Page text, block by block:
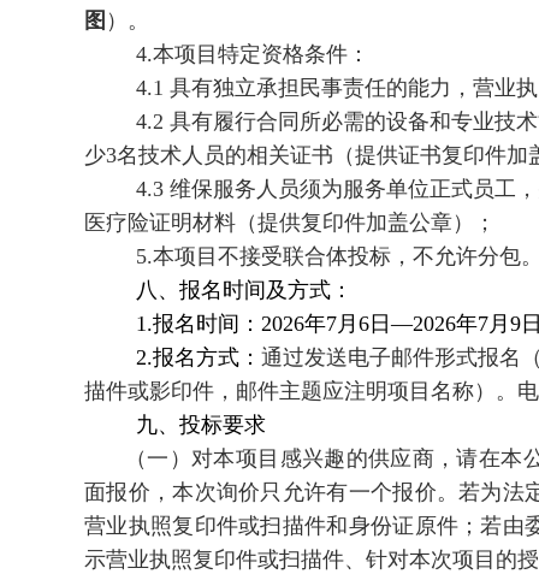
图 ）。
4.本项目特定资格条件：
4.1 具有独立承担民事责任的能力，营业
4.2 具有履行合同所必需的设备和专业技
少3名技术人员的相关证书（提供证书复印件
4.3 维保服务人员须为服务单位正式员工
医疗险证明材料（提供复印件加盖公章）；
5.本项目不接受联合体投标，不允许分包
八、报名时间及方式：
1.报名时间：2026年7月6日—2026年7月9
2.报名方式： 通过发送电子邮件形式报名
描件或影印件，邮件主题应注明项目名称）。电
九、投标要求
（一）对本项目感兴趣的供应商，请在
面报价，本次询价只允许有一个报价。若为
营业执照复印件或扫描件和身份证原件；若
示营业执照复印件或扫描件、针对本次项目的